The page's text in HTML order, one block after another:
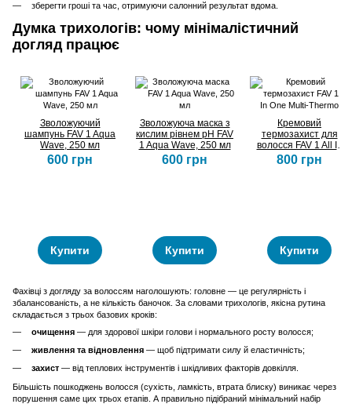
зберегти гроші та час, отримуючи салонний результат вдома.
Думка трихологів: чому мінімалістичний
догляд працює
Зволожуючий
шампунь FAV 1 Aqua
Wave, 250 мл
600 грн
Купити
Зволожуюча маска з
кислим рівнем pH FAV
1 Aqua Wave, 250 мл
600 грн
Купити
Кремовий
термозахист для
волосся FAV 1 All In
One Multi-Thermo
800 грн
Купити
Фахівці з догляду за волоссям наголошують: головне — це регулярність і
збалансованість, а не кількість баночок. За словами трихологів, якісна рутина
складається з трьох базових кроків:
очищення — для здорової шкіри голови і нормального росту волосся;
живлення та відновлення — щоб підтримати силу й еластичність;
захист — від теплових інструментів і шкідливих факторів довкілля.
Більшість пошкоджень волосся (сухість, ламкість, втрата блиску) виникає через
порушення саме цих трьох етапів. А правильно підібраний мінімальний набір